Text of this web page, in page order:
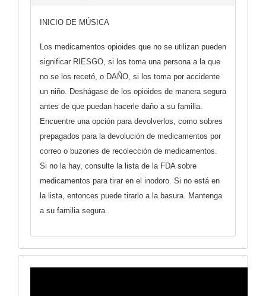
INICIO DE MÚSICA
Los medicamentos opioides que no se utilizan pueden
significar RIESGO, si los toma una persona a la que
no se los recetó, o DAÑO, si los toma por accidente
un niño. Deshágase de los opioides de manera segura
antes de que puedan hacerle daño a su familia.
Encuentre una opción para devolverlos, como sobres
prepagados para la devolución de medicamentos por
correo o buzones de recolección de medicamentos.
Si no la hay, consulte la lista de la FDA sobre
medicamentos para tirar en el inodoro. Si no está en
la lista, entonces puede tirarlo a la basura. Mantenga
a su familia segura.